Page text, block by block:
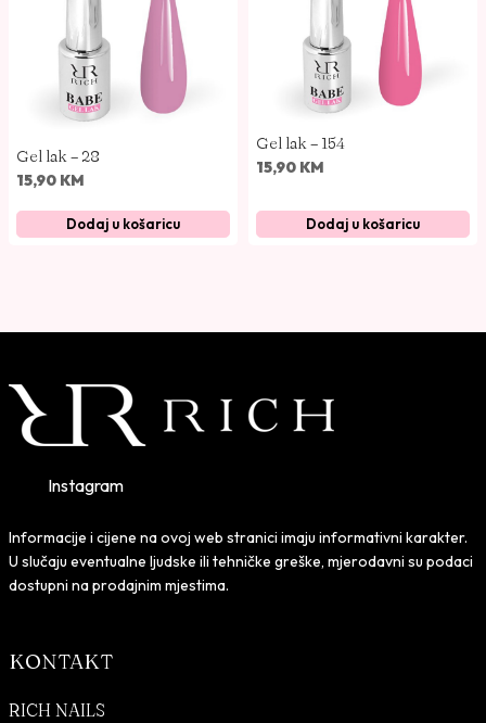
Gel lak – 28
15,90 KM
Dodaj u košaricu
Gel lak – 154
15,90 KM
Dodaj u košaricu
Instagram
Informacije i cijene na ovoj web stranici imaju informativni karakter.
U slučaju eventualne ljudske ili tehničke greške, mjerodavni su podaci
dostupni na prodajnim mjestima.
KONTAKT
RICH NAILS